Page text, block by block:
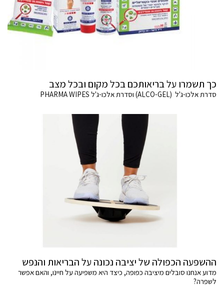
כך תשמרו על בריאותכם בכל מקום ובכל מצב
סדרת אלכו-ג'ל (ALCO-GEL) וסדרת אלכו-ג'ל PHARMA WIPES
ההשפעה הכפולה של יציבה נכונה על הבריאות והנפש
מדוע אנחנו סובלים מיציבה כפופה, כיצד היא משפיעה על חיינו, והאם אפשר
לשפרה?